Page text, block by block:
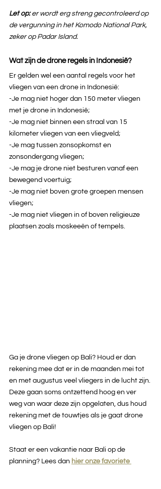
Let op: er wordt erg streng gecontroleerd op
de vergunning in het Komodo National Park,
zeker op Padar Island.
Wat zijn de drone regels in Indonesië?
Er gelden wel een aantal regels voor het
vliegen van een drone in Indonesië:
-Je mag niet hoger dan 150 meter vliegen
met je drone in Indonesië;
-Je mag niet binnen een straal van 15
kilometer vliegen van een vliegveld;
-Je mag tussen zonsopkomst en
zonsondergang vliegen;
-Je mag je drone niet besturen vanaf een
bewegend voertuig;
-Je mag niet boven grote groepen mensen
vliegen;
-Je mag niet vliegen in of boven religieuze
plaatsen zoals moskeeën of tempels.
Ga je drone vliegen op Bali? Houd er dan
rekening mee dat er in de maanden mei tot
en met augustus veel vliegers in de lucht zijn.
Deze gaan soms ontzettend hoog en ver
weg van waar deze zijn opgelaten, dus houd
rekening met de touwtjes als je gaat drone
vliegen op Bali!
Staat er een vakantie naar Bali op de
planning? Lees dan hier onze favoriete